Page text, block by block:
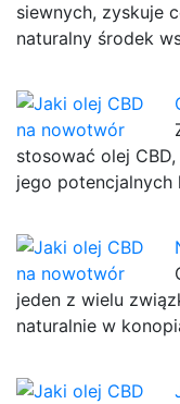
siewnych, zyskuje
naturalny środek
stosować olej
jego
jeden z wielu
naturalnie w